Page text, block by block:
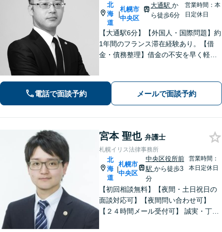
北
海
道
|
札幌市
中央区
大通駅 か
ら徒歩6分
営業時間：本
日定休日
【大通駅6分】【外国人・国際問題】約
1年間のフランス滞在経験あり。【借
金・債務整理】借金の不安を早く軽減
電話で面談予約 メールで面談予約
宮本 聖也 弁護士
札幌イリス法律事務所
北
海
道
|
札幌市
中央区
中央区役所前
駅 から徒歩3
分
営業時間：
本日定休日
【初回相談無料】【夜間・土日祝日の
面談対応可】【夜間問い合わせ可】
【２４時間メール受付可】 誠実・丁寧